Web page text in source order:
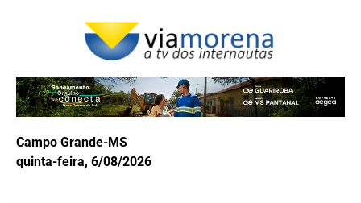
Campo Grande-MS
quinta-feira, 6/08/2026